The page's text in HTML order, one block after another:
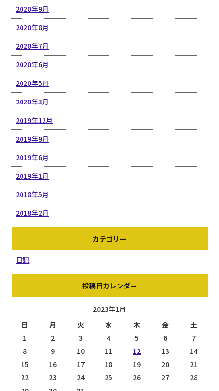
2020年9月
2020年8月
2020年7月
2020年6月
2020年5月
2020年3月
2019年12月
2019年9月
2019年6月
2019年1月
2018年5月
2018年2月
カテゴリー
日記
投稿日カレンダー
2023年1月
日
月 火 水 木 金
土
1
2 3 4 5 6
7
8
9 10 11 12 13
14
15
16 17 18 19 20
21
22
23 24 25 26 27
28